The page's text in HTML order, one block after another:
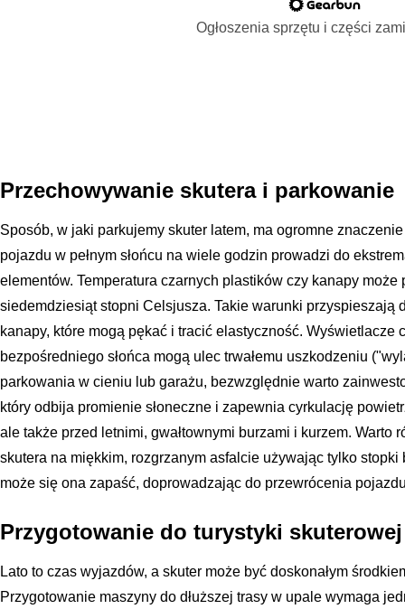
Ogłoszenia sprzętu i części
Przechowywanie skutera i parkowanie
Sposób, w jaki parkujemy skuter latem, ma ogromne
pojazdu w pełnym słońcu na wiele godzin prowadzi do
elementów. Temperatura czarnych plastików czy kanapy
siedemdziesiąt stopni Celsjusza. Takie warunki przyspieszają
kanapy, które mogą pękać i tracić elastyczność. Wyświetlacze
bezpośredniego słońca mogą ulec trwałemu uszkodzeniu
parkowania w cieniu lub garażu, bezwzględnie warto
który odbija promienie słoneczne i zapewnia cyrkulację
ale także przed letnimi, gwałtownymi burzami i kurzem. Warto
skutera na miękkim, rozgrzanym asfalcie używając tylko stopki
może się ona zapaść, doprowadzając do przewrócenia
Przygotowanie do turystyki skuterowej
Lato to czas wyjazdów, a skuter może być doskonałym
Przygotowanie maszyny do dłuższej trasy w upale wymaga